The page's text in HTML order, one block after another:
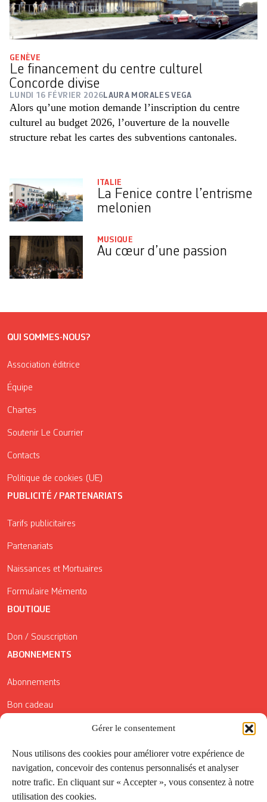
Gérer le consentement
Nous utilisons des cookies pour améliorer votre expérience de
navigation, concevoir des contenus personnalisés et analyser
notre trafic. En cliquant sur « Accepter », vous consentez à notre
utilisation des cookies.
GENÈVE
Le financement du centre culturel
Concorde divise
LUNDI 16 FÉVRIER 2026 LAURA MORALES VEGA
Alors qu’une motion demande l’inscription du centre
culturel au budget 2026, l’ouverture de la nouvelle
structure rebat les cartes des subventions cantonales.
ITALIE
La Fenice contre l’entrisme
melonien
MUSIQUE
Au cœur d’une passion
QUI SOMMES-NOUS?
Association éditrice
Équipe
Chartes
Soutenir Le Courrier
Contacts
Politique de cookies (UE)
PUBLICITÉ / PARTENARIATS
Tarifs publicitaires
Partenariats
Naissances et Mortuaires
Formulaire Mémento
BOUTIQUE
Don / Souscription
ABONNEMENTS
Abonnements
Bon cadeau
Conditions générales de vente
Réductions de la Carte Côté Courrier
Application